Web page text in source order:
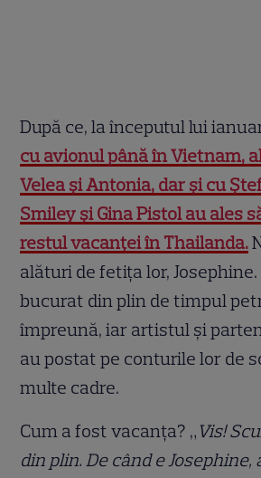
După ce, la începutul lui
cu avionul până în Vietnam,
Velea și Antonia, dar și cu
Smiley și Gina Pistol au ales
restul vacanței în Thailanda.
alături de fetița lor,
bucurat din plin de timpul
împreună, iar artistul și
au postat pe conturile lor de
multe cadre.
Cum a fost vacanța? „ Vis!
din plin. De când e Josephine,